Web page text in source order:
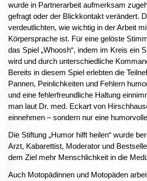
wurde in Partnerarbeit aufmerksam
gefragt oder der Blickkontakt verändert.
verdeutlichten, wie wichtig in der Arbeit
Körpersprache ist. Für eine gelöste
das Spiel „Whoosh“, indem im Kreis ein
wird und durch unterschiedliche
Bereits in diesem Spiel erlebten die
Pannen, Peinlichkeiten und Fehlern
und eine fehlerfreundliche Haltung
man laut Dr. med. Eckart von
einnehmen – sondern nur eine
Die Stiftung „Humor hilft heilen“ wurde
Arzt, Kabarettist, Moderator und
dem Ziel mehr Menschlichkeit in die
Auch Motopädinnen und Motopäden